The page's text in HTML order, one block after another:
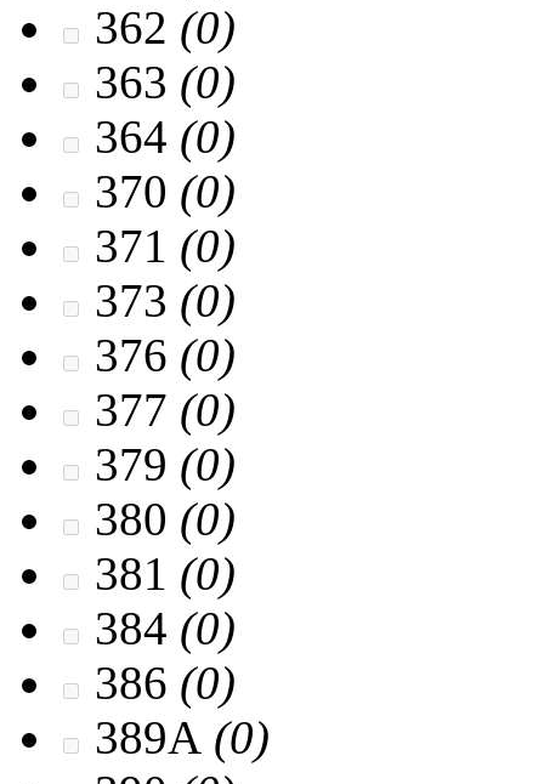
362 (0)
363 (0)
364 (0)
370 (0)
371 (0)
373 (0)
376 (0)
377 (0)
379 (0)
380 (0)
381 (0)
384 (0)
386 (0)
389A (0)